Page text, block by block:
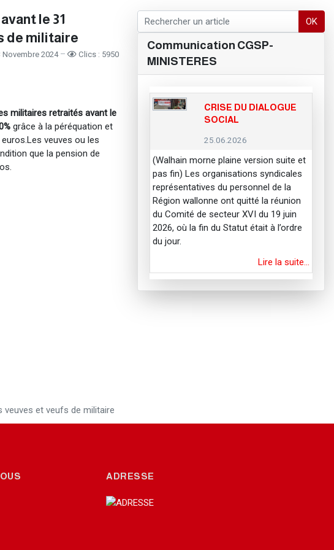
le 31
de militaire
Novembre 2024 Clics : 5950
militaires retraités avant le
grâce à la péréquation et
veuves ou les
que la pension de
: ce qui change pour vous ?
OK
Communication CGSP-
MINISTERES
CRISE DU DIALOGUE
SOCIAL
25.06.2026
(Walhain morne plaine version suite et
pas fin) Les organisations syndicales
représentatives du personnel de la
Région wallonne ont quitté la réunion
du Comité de secteur XVI du 19 juin
2026, où la fin du Statut était à l’ordre
du jour.
Lire la suite…
veuves et veufs de militaire
ADRESSE